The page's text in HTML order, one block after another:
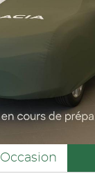
Occasion